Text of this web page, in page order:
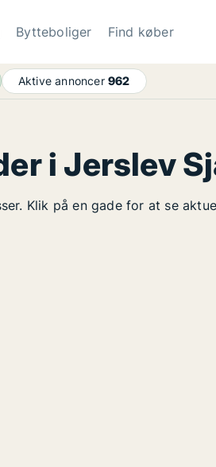
Bytteboliger Find køber
Aktive annoncer962
i Jerslev
Klik på en gade for at se